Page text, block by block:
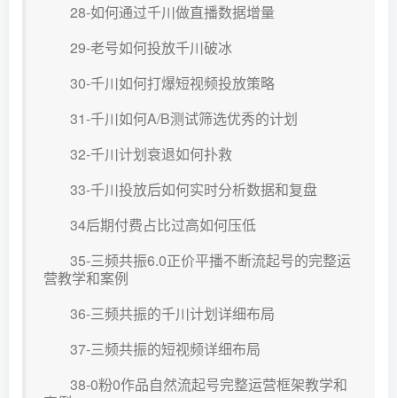
28-如何通过千川做直播数据增量
29-老号如何投放千川破冰
30-千川如何打爆短视频投放策略
31-千川如何A/B测试筛选优秀的计划
32-千川计划衰退如何扑救
33-千川投放后如何实时分析数据和复盘
34后期付费占比过高如何压低
35-三频共振6.0正价平播不断流起号的完整运
营教学和案例
36-三频共振的千川计划详细布局
37-三频共振的短视频详细布局
38-0粉0作品自然流起号完整运营框架教学和